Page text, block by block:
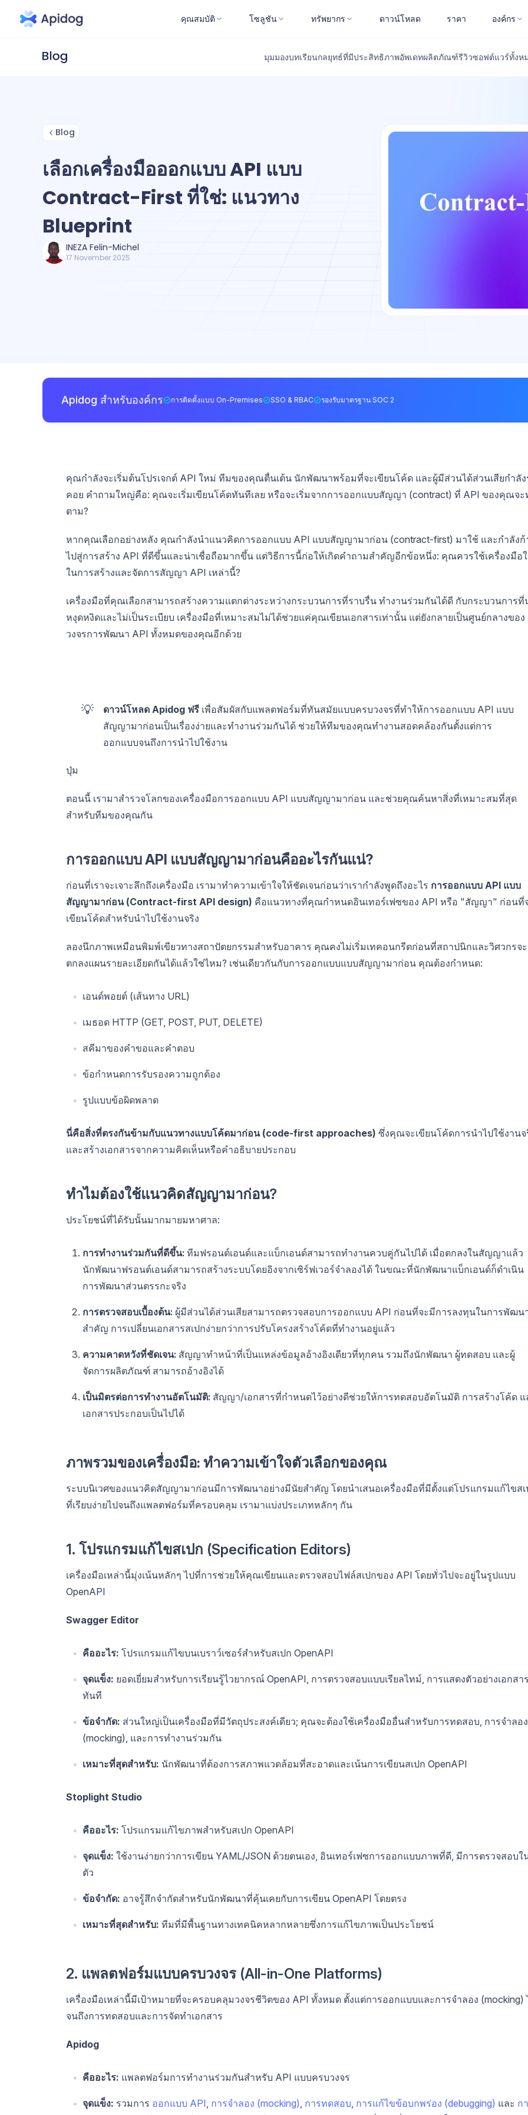
คุณสมบัติ โซลูชัน ทรัพยากร ดาวน์โหลด ราคา องค์กร
มุมมองบทเรียนกลยุทธ์ที่มีประสิทธิภาพอัพเดทผลิตภัณฑ์รีวิวซอฟต์แวร์ทั้งห
Blog
เลือกเครื่องมือออกแบบ API แบบ
Contract-First ที่ใช่: แนวทาง
Blueprint
INEZA Felin-Michel
17 November 2025
Apidog สำหรับองค์กร การติดตั้งแบบ On-Premises SSO & RBAC รองรับมาตรฐาน SOC 2
คุณกำลังจะเริ่มต้นโปรเจกต์ API ใหม่ ทีมของคุณตื่นเต้น นักพัฒนาพร้อมที่จะเขียนโค้ด และผู้มีส่วนได้ส่วนเสียกำลัง
คอย คำถามใหญ่คือ: คุณจะเริ่มเขียนโค้ดทันทีเลย หรือจะเริ่มจากการออกแบบสัญญา (contract) ที่ API ของคุณจะ
ตาม?
หากคุณเลือกอย่างหลัง คุณกำลังนำแนวคิดการออกแบบ API แบบสัญญามาก่อน (contract-first) มาใช้ และกำลังก้
ไปสู่การสร้าง API ที่ดีขึ้นและน่าเชื่อถือมากขึ้น แต่วิธีการนี้ก่อให้เกิดคำถามสำคัญอีกข้อหนึ่ง: คุณควรใช้เครื่องมือ
ในการสร้างและจัดการสัญญา API เหล่านี้?
เครื่องมือที่คุณเลือกสามารถสร้างความแตกต่างระหว่างกระบวนการที่ราบรื่น ทำงานร่วมกันได้ดี กับกระบวนการที่
หงุดหงิดและไม่เป็นระเบียบ เครื่องมือที่เหมาะสมไม่ได้ช่วยแค่คุณเขียนเอกสารเท่านั้น แต่ยังกลายเป็นศูนย์กลางของ
วงจรการพัฒนา API ทั้งหมดของคุณอีกด้วย
💡 ดาวน์โหลด Apidog ฟรี เพื่อสัมผัสกับแพลตฟอร์มที่ทันสมัยแบบครบวงจรที่ทำให้การออกแบบ API แบบ
สัญญามาก่อนเป็นเรื่องง่ายและทำงานร่วมกันได้ ช่วยให้ทีมของคุณทำงานสอดคล้องกันตั้งแต่การ
ออกแบบจนถึงการนำไปใช้งาน
ปุ่ม
ตอนนี้ เรามาสำรวจโลกของเครื่องมือการออกแบบ API แบบสัญญามาก่อน และช่วยคุณค้นหาสิ่งที่เหมาะสมที่สุด
สำหรับทีมของคุณกัน
การออกแบบ API แบบสัญญามาก่อนคืออะไรกันแน่?
ก่อนที่เราจะเจาะลึกถึงเครื่องมือ เรามาทำความเข้าใจให้ชัดเจนก่อนว่าเรากำลังพูดถึงอะไร การออกแบบ API แบบ
สัญญามาก่อน (Contract-first API design) คือแนวทางที่คุณกำหนดอินเทอร์เฟซของ API หรือ "สัญญา" ก่อนที่
เขียนโค้ดสำหรับนำไปใช้งานจริง
ลองนึกภาพเหมือนพิมพ์เขียวทางสถาปัตยกรรมสำหรับอาคาร คุณคงไม่เริ่มเทคอนกรีตก่อนที่สถาปนิกและวิศวกรจะ
ตกลงแผนรายละเอียดกันได้แล้วใช่ไหม? เช่นเดียวกันกับการออกแบบแบบสัญญามาก่อน คุณต้องกำหนด:
เอนด์พอยต์ (เส้นทาง URL)
เมธอด HTTP (GET, POST, PUT, DELETE)
สคีมาของคำขอและคำตอบ
ข้อกำหนดการรับรองความถูกต้อง
รูปแบบข้อผิดพลาด
นี่คือสิ่งที่ตรงกันข้ามกับแนวทางแบบโค้ดมาก่อน (code-first approaches) ซึ่งคุณจะเขียนโค้ดการนำไปใช้งานจ
และสร้างเอกสารจากความคิดเห็นหรือคำอธิบายประกอบ
ทำไมต้องใช้แนวคิดสัญญามาก่อน?
ประโยชน์ที่ได้รับนั้นมากมายมหาศาล:
การทำงานร่วมกันที่ดีขึ้น: ทีมฟรอนต์เอนด์และแบ็กเอนด์สามารถทำงานควบคู่กันไปได้ เมื่อตกลงในสัญญาแล้ว
นักพัฒนาฟรอนต์เอนด์สามารถสร้างระบบโดยอิงจากเซิร์ฟเวอร์จำลองได้ ในขณะที่นักพัฒนาแบ็กเอนด์ก็ดำเนิน
การพัฒนาส่วนตรรกะจริง
การตรวจสอบเบื้องต้น: ผู้มีส่วนได้ส่วนเสียสามารถตรวจสอบการออกแบบ API ก่อนที่จะมีการลงทุนในการพัฒน
สำคัญ การเปลี่ยนเอกสารสเปกง่ายกว่าการปรับโครงสร้างโค้ดที่ทำงานอยู่แล้ว
ความคาดหวังที่ชัดเจน: สัญญาทำหน้าที่เป็นแหล่งข้อมูลอ้างอิงเดียวที่ทุกคน รวมถึงนักพัฒนา ผู้ทดสอบ และผู้
จัดการผลิตภัณฑ์ สามารถอ้างอิงได้
เป็นมิตรต่อการทำงานอัตโนมัติ: สัญญา/เอกสารที่กำหนดไว้อย่างดีช่วยให้การทดสอบอัตโนมัติ การสร้างโค้ด แ
เอกสารประกอบเป็นไปได้
ภาพรวมของเครื่องมือ: ทำความเข้าใจตัวเลือกของคุณ
ระบบนิเวศของแนวคิดสัญญามาก่อนมีการพัฒนาอย่างมีนัยสำคัญ โดยนำเสนอเครื่องมือที่มีตั้งแต่โปรแกรมแก้ไขสเ
ที่เรียบง่ายไปจนถึงแพลตฟอร์มที่ครอบคลุม เรามาแบ่งประเภทหลักๆ กัน
1. โปรแกรมแก้ไขสเปก (Specification Editors)
เครื่องมือเหล่านี้มุ่งเน้นหลักๆ ไปที่การช่วยให้คุณเขียนและตรวจสอบไฟล์สเปกของ API โดยทั่วไปจะอยู่ในรูปแบบ
OpenAPI
Swagger Editor
คืออะไร: โปรแกรมแก้ไขบนเบราว์เซอร์สำหรับสเปก OpenAPI
จุดแข็ง: ยอดเยี่ยมสำหรับการเรียนรู้ไวยากรณ์ OpenAPI, การตรวจสอบแบบเรียลไทม์, การแสดงตัวอย่างเอกสาร
ทันที
ข้อจำกัด: ส่วนใหญ่เป็นเครื่องมือที่มีวัตถุประสงค์เดียว; คุณจะต้องใช้เครื่องมืออื่นสำหรับการทดสอบ, การจำลอง
(mocking), และการทำงานร่วมกัน
เหมาะที่สุดสำหรับ: นักพัฒนาที่ต้องการสภาพแวดล้อมที่สะอาดและเน้นการเขียนสเปก OpenAPI
Stoplight Studio
คืออะไร: โปรแกรมแก้ไขภาพสำหรับสเปก OpenAPI
จุดแข็ง: ใช้งานง่ายกว่าการเขียน YAML/JSON ด้วยตนเอง, อินเทอร์เฟซการออกแบบภาพที่ดี, มีการตรวจสอบใ
ตัว
ข้อจำกัด: อาจรู้สึกจำกัดสำหรับนักพัฒนาที่คุ้นเคยกับการเขียน OpenAPI โดยตรง
เหมาะที่สุดสำหรับ: ทีมที่มีพื้นฐานทางเทคนิคหลากหลายซึ่งการแก้ไขภาพเป็นประโยชน์
2. แพลตฟอร์มแบบครบวงจร (All-in-One Platforms)
เครื่องมือเหล่านี้มีเป้าหมายที่จะครอบคลุมวงจรชีวิตของ API ทั้งหมด ตั้งแต่การออกแบบและการจำลอง (mocking)
จนถึงการทดสอบและการจัดทำเอกสาร
Apidog
คืออะไร: แพลตฟอร์มการทำงานร่วมกันสำหรับ API แบบครบวงจร
จุดแข็ง: รวมการ ออกแบบ API, การจำลอง (mocking), การทดสอบ, การแก้ไขข้อบกพร่อง (debugging) และ ก